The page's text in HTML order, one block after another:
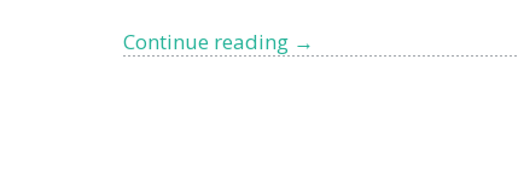
Continue reading Sport
→